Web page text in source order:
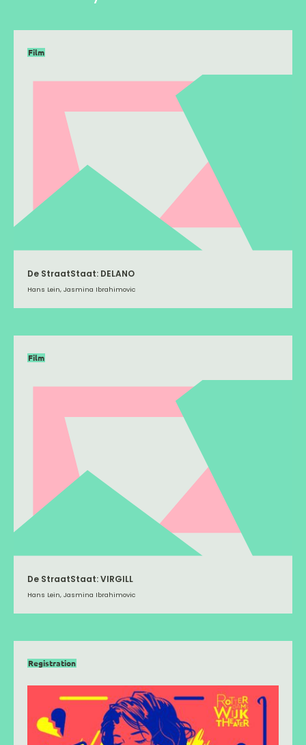
Film
De StraatStaat: DELANO
Hans Lein, Jasmina Ibrahimovic
Film
De StraatStaat: VIRGILL
Hans Lein, Jasmina Ibrahimovic
Registration